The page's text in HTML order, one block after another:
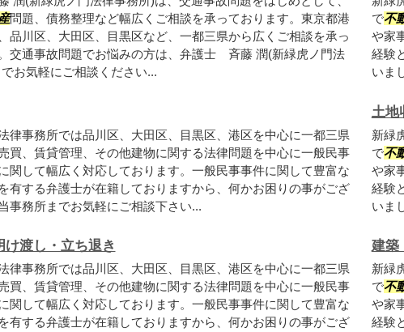
問題、債務整理など幅広くご相談を承っております。東京都港
品川区、大田区、目黒区など、一都三県から広くご相談を承っ
交通事故問題でお悩みの方は、弁護士 斉藤 潤(新緑虎ノ門法
お気軽にご相談ください...
で不
や家
経験
いま
律事務所では品川区、大田区、目黒区、港区を中心に一都三県
買、賃貸管理、その他建物に関する法律問題を中心に一般民事
関して幅広く対応しております。一般民事事件に関して豊富な
有する弁護士が在籍しておりますから、何かお困りの事がござ
事務所までお気軽にご相談下さい...
土地
新緑
で不
や家
経験
いま
け渡し・立ち退き
律事務所では品川区、大田区、目黒区、港区を中心に一都三県
買、賃貸管理、その他建物に関する法律問題を中心に一般民事
関して幅広く対応しております。一般民事事件に関して豊富な
有する弁護士が在籍しておりますから、何かお困りの事がござ
建築
新緑
で不
や家
経験